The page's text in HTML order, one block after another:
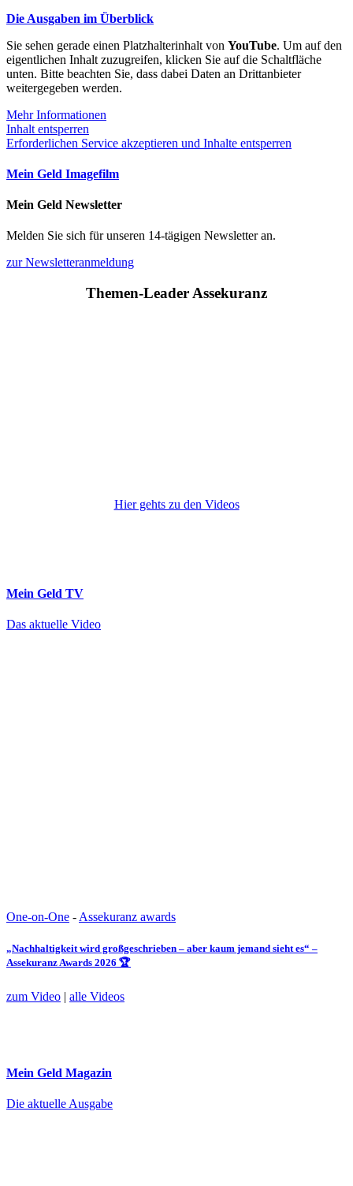
Die Ausgaben im Überblick
Sie sehen gerade einen Platzhalterinhalt von YouTube. Um auf den
eigentlichen Inhalt zuzugreifen, klicken Sie auf die Schaltfläche
unten. Bitte beachten Sie, dass dabei Daten an Drittanbieter
weitergegeben werden.
Mehr Informationen
Inhalt entsperren
Erforderlichen Service akzeptieren und Inhalte entsperren
Mein Geld Imagefilm
Mein Geld Newsletter
Melden Sie sich für unseren 14-tägigen Newsletter an.
zur Newsletteranmeldung
Themen-Leader Assekuranz
Hier gehts zu den Videos
Mein Geld TV
Das aktuelle Video
One-on-One -Assekuranz awards
„Nachhaltigkeit wird großgeschrieben – aber kaum jemand sieht es“ –
Assekuranz Awards 2026 🏆
zum Video | alle Videos
Mein Geld Magazin
Die aktuelle Ausgabe